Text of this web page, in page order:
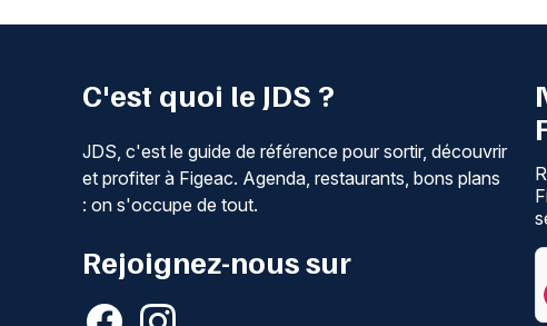
C'est quoi le JDS ?
JDS, c'est le guide de référence pour sortir, découvrir
et profiter à Figeac. Agenda, restaurants, bons plans
: on s'occupe de tout.
Rejoignez-nous sur